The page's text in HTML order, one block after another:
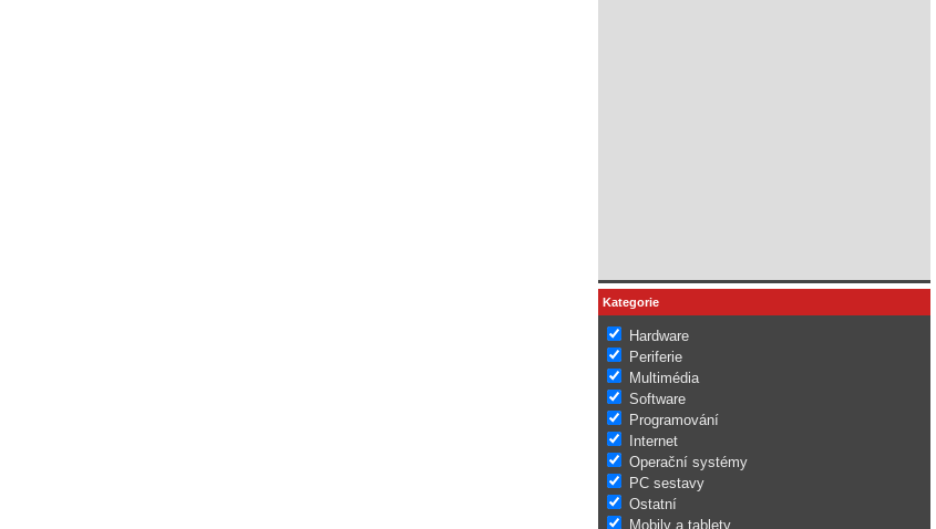
Kategorie
Hardware
Periferie
Multimédia
Software
Programování
Internet
Operační systémy
PC sestavy
Ostatní
Mobily a tablety